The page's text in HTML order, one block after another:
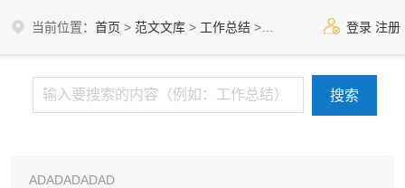
当前位置： 首页 > 范文文库 > 工作总结 > 社区工作总结 登录 注册
ADADADADAD